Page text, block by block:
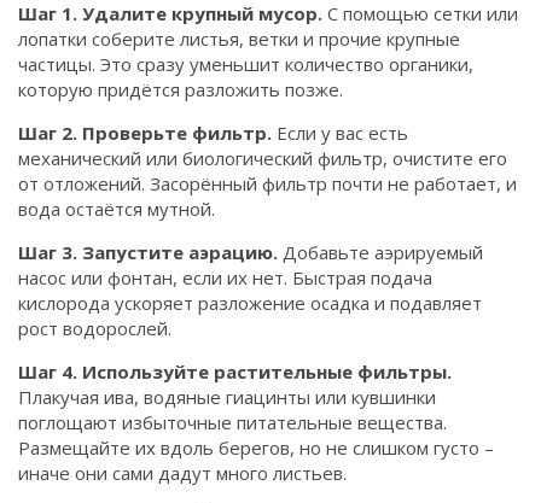
Шаг 1. Удалите крупный мусор. С помощью сетки или
лопатки соберите листья, ветки и прочие крупные
частицы. Это сразу уменьшит количество органики,
которую придётся разложить позже.
Шаг 2. Проверьте фильтр. Если у вас есть
механический или биологический фильтр, очистите его
от отложений. Засорённый фильтр почти не работает, и
вода остаётся мутной.
Шаг 3. Запустите аэрацию. Добавьте аэрируемый
насос или фонтан, если их нет. Быстрая подача
кислорода ускоряет разложение осадка и подавляет
рост водорослей.
Шаг 4. Используйте растительные фильтры.
Плакучая ива, водяные гиацинты или кувшинки
поглощают избыточные питательные вещества.
Размещайте их вдоль берегов, но не слишком густо –
иначе они сами дадут много листьев.